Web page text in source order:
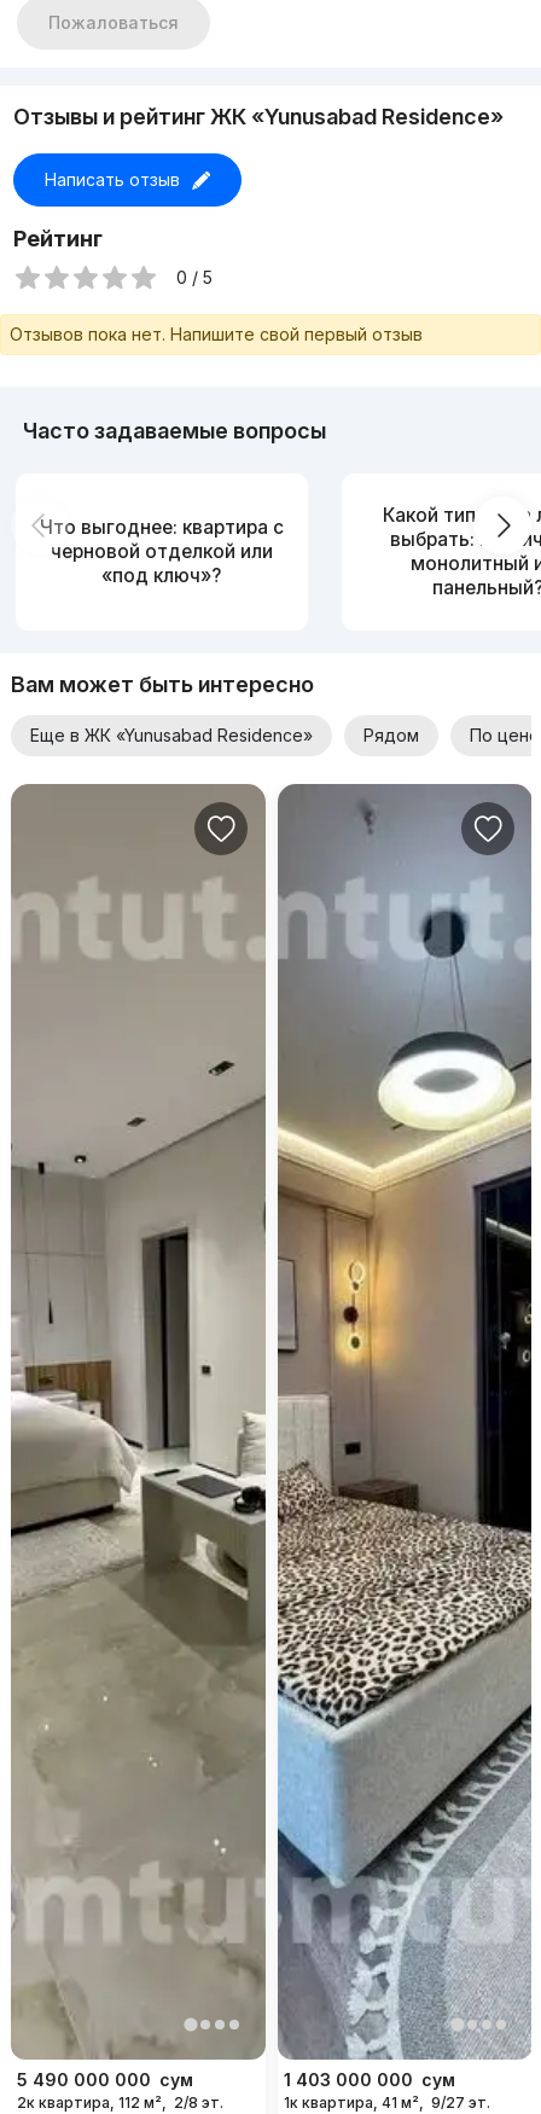
Пожаловаться
Отзывы и рейтинг ЖК «Yunusabad Residence»
Написать отзыв
Рейтинг
0 / 5
Отзывов пока нет. Напишите свой первый отзыв
Часто задаваемые вопросы
Что выгоднее: квартира с
черновой отделкой или
«под ключ»?
Какой тип дома
выбрать:
монолитный
Вам может быть интересно
Еще в ЖК «Yunusabad Residence» Рядом По цене
5 490 000 000 сум
2к квартира, 112 м², 2/8 эт.
1 403 000 000 сум
1к квартира, 41 м², 9/27 эт.